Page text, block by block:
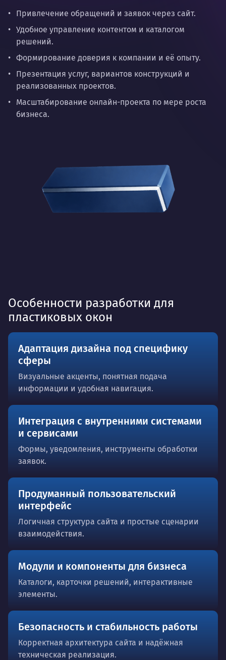
Привлечение обращений и заявок через сайт.
Удобное управление контентом и каталогом
решений.
Формирование доверия к компании и её опыту.
Презентация услуг, вариантов конструкций и
реализованных проектов.
Масштабирование онлайн-проекта по мере роста
бизнеса.
Особенности разработки для
пластиковых окон
Адаптация дизайна под специфику
сферы
Визуальные акценты, понятная подача
информации и удобная навигация.
Интеграция с внутренними системами
и сервисами
Формы, уведомления, инструменты обработки
заявок.
Продуманный пользовательский
интерфейс
Логичная структура сайта и простые сценарии
взаимодействия.
Модули и компоненты для бизнеса
Каталоги, карточки решений, интерактивные
элементы.
Безопасность и стабильность работы
Корректная архитектура сайта и надёжная
техническая реализация.